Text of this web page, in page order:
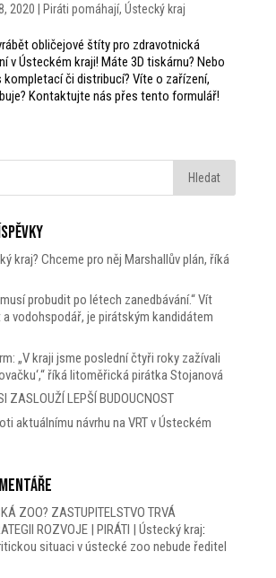
2020 Piráti pomáhají, Ústecký kraj
obličejové štíty pro zdravotnická
v Ústeckém kraji! Máte 3D tiskárnu? Nebo
či distribucí? Víte o zařízení,
Kontaktujte nás přes tento formulář!
kraj? Chceme pro něj Marshallův plán, říká
probudit po létech zanedbávání.“ Vít
vodohspodář, je pirátským kandidátem
„V kraji jsme poslední čtyři roky zažívali
říká litoměřická pirátka Stojanová
ZASLOUŽÍ LEPŠÍ BUDOUCNOST
aktuálnímu návrhu na VRT v Ústeckém
ZOO? ZASTUPITELSTVO TRVÁ
ROZVOJE | PIRÁTI | Ústecký kraj:
situaci v ústecké zoo nebude ředitel